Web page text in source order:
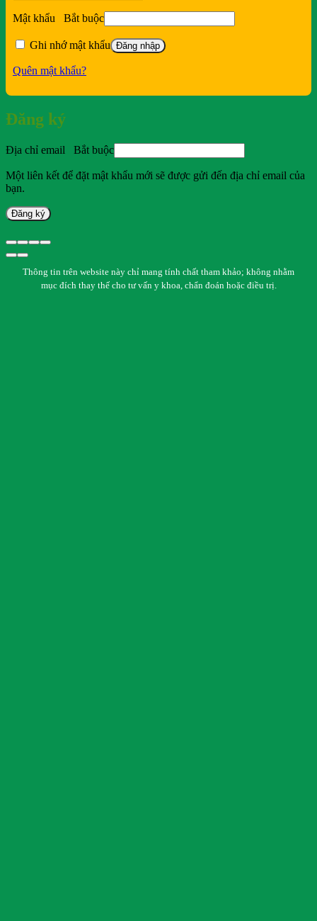
Mật khẩu Bắt buộc
Ghi nhớ mật khẩu Đăng nhập
Quên mật khẩu?
Đăng ký
Địa chỉ email Bắt buộc
Một liên kết để đặt mật khẩu mới sẽ được gửi đến địa chỉ email của
bạn.
Đăng ký
Thông tin trên website này chỉ mang tính chất tham khảo; không nhằm
mục đích thay thế cho tư vấn y khoa, chẩn đoán hoặc điều trị.